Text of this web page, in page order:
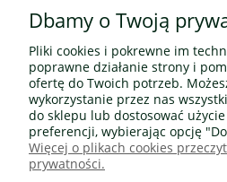
Wszelkie prawa zastrzeżone!
zdjęcia oraz wszystkie inne
niniejszych stronach
Wszelkie kopiowanie,
przetwarzanie oraz przesyłanie
CoinsOutlet.pl jest
Dbamy o Twoją
Pliki cookies i pokrewne im
poprawne działanie strony i
ofertę do Twoich potrzeb.
wykorzystanie przez nas
do sklepu lub dostosować
preferencji, wybierając opcję
Więcej o plikach cookies
prywatności.